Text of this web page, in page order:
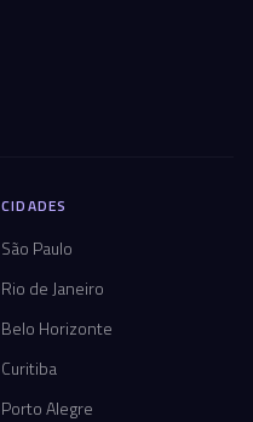
CIDADES
São Paulo
Rio de Janeiro
Belo Horizonte
Curitiba
Porto Alegre